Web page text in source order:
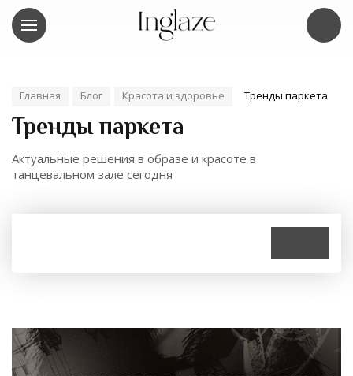
Главная Блог Красота и здоровье Тренды паркета
Тренды паркета
Актуальные решения в образе и красоте в
танцевальном зале сегодня